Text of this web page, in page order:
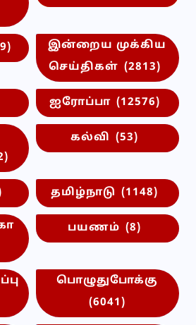
இன்றைய முக்கிய
செய்திகள் (2813)
ஐரோப்பா (12576)
கல்வி (53)
தமிழ்நாடு (1148)
பயணம் (8)
பொழுதுபோக்கு
(6041)